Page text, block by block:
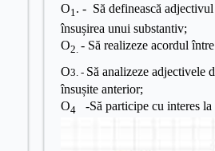
O1 . - Să definească
însușirea unui substantiv;
O2. - Să realizeze acordul
O3. - Să analizeze adjectivele
însușite anterior;
O4 -Să participe cu interes la